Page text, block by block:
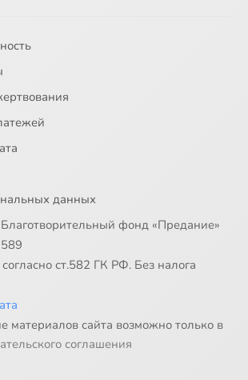
данных
фонд «Предание»
ст.582 ГК РФ. Без налога
материалов сайта возможно только в
соглашения